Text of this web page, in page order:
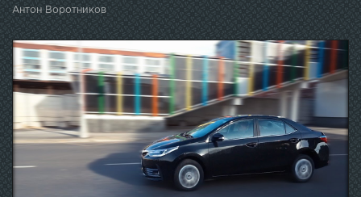
Антон Воротников